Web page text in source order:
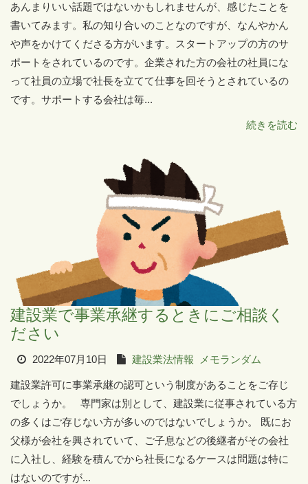
あんまりいい話題ではないかもしれませんが、感じたことを
書いてみます。私の知り合いのことなのですが、なんやかん
や声をかけてくださる方がいます。スタートアップの方のサ
ポートをされているのです。企業された方の会社の社員にな
って社員の立場で社長を立てて仕事を回そうとされているの
です。サポートする会社は毎...
続きを読む
建設業で事業承継するときにご相談く
ださい
2022年07月10日 建設業法情報 メモランダム
建設業許可に事業承継の認可という制度があることをご存じ
でしょうか。 専門家は別として、建設業に従事されている方
の多くはご存じない方が多いのではないでしょうか。 既にお
父様が会社を興されていて、ご子息などの後継者がその会社
に入社し、経験を積んでから社長になるケースは問題は特に
はないのですが...